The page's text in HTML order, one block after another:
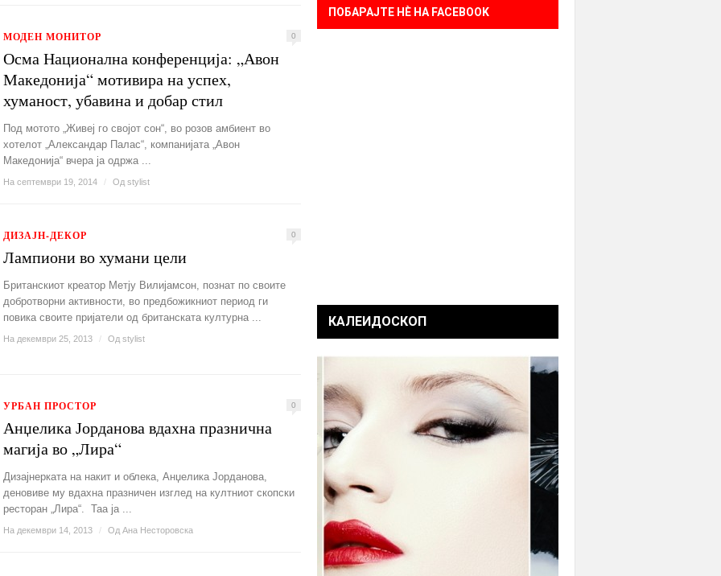
МОДЕН МОНИТОР 0
Осма Национална конференција: „Авон
Македонија“ мотивира на успех,
хуманост, убавина и добар стил
Под мотото „Живеј го својот сон“, во розов амбиент во
хотелот „Александар Палас“, компанијата „Авон
Македонија“ вчера ја одржа ...
На септември 19, 2014 / Од stylist
ДИЗАЈН-ДЕКОР 0
Лампиони во хумани цели
Британскиот креатор Метју Вилијамсон, познат по своите
добротворни активности, во предбожикниот период ги
повика своите пријатели од британската културна ...
На декември 25, 2013 / Од stylist
УРБАН ПРОСТОР 0
Анџелика Јорданова вдахна празнична
магија во „Лира“
Дизајнерката на накит и облека, Анџелика Јорданова,
деновиве му вдахна празничен изглед на култниот скопски
ресторан „Лира“. Таа ја ...
На декември 14, 2013 / Од Ана Несторовска
ПОБАРАЈТЕ НÈ НА FACEBOOK
КАЛЕИДОСКОП